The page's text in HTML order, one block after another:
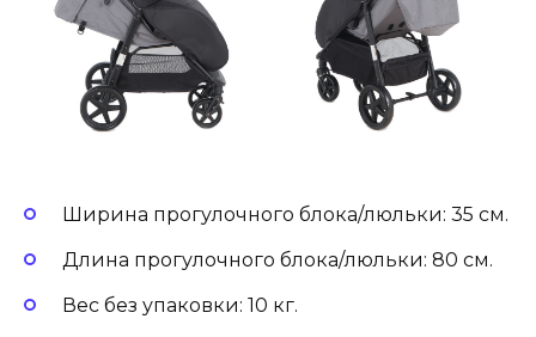
Ширина прогулочного блока/люльки: 35 см.
Длина прогулочного блока/люльки: 80 см.
Вес без упаковки: 10 кг.